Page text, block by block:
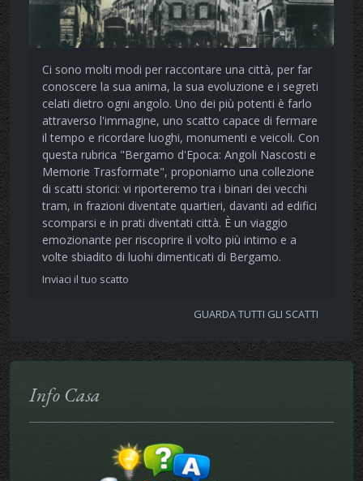
Ci sono molti modi per raccontare una città, per far
conoscere la sua anima, la sua evoluzione e i segreti
celati dietro ogni angolo. Uno dei più potenti è farlo
attraverso l'immagine, uno scatto capace di fermare
il tempo e ricordare luoghi, monumenti e veicoli. Con
questa rubrica "Bergamo d'Epoca: Angoli Nascosti e
Memorie Trasformate", proponiamo una collezione
di scatti storici: vi riporteremo tra i binari dei vecchi
tram, in frazioni diventate quartieri, davanti ad edifici
scomparsi e in prati diventati città. È un viaggio
emozionante per riscoprire il volto più intimo e a
volte sbiadito di luohi dimenticati di Bergamo.
Inviaci il tuo scatto
GUARDA TUTTI GLI SCATTI
Info Casa